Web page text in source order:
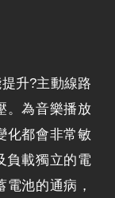
升?主動線路
。為音樂播放
化都會非常敏
負載獨立的電
池的通病，